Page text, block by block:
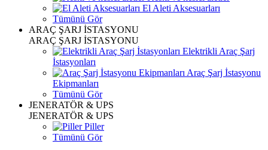
El Aleti Aksesuarları
Tümünü Gör
ARAÇ ŞARJ İSTASYONU
ARAÇ ŞARJ İSTASYONU
Elektrikli Araç Şarj
İstasyonları
Araç Şarj İstasyonu
Ekipmanları
Tümünü Gör
JENERATÖR & UPS
JENERATÖR & UPS
Piller
Tümünü Gör